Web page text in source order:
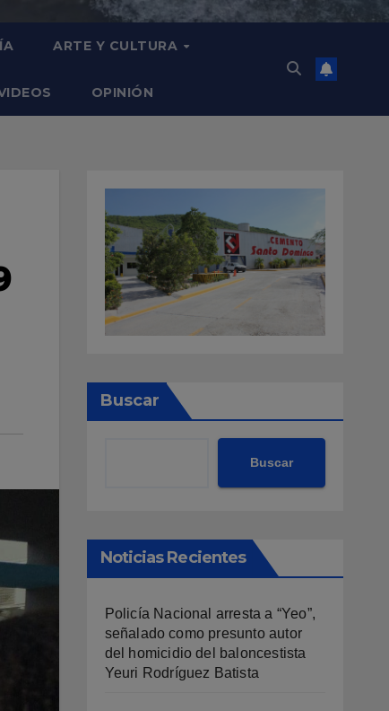
ARTE Y CULTURA
OPINIÓN
Buscar
Buscar
Noticias Recientes
Policía Nacional arresta a “Yeo”,
señalado como presunto autor
del homicidio del baloncestista
Yeuri Rodríguez Batista